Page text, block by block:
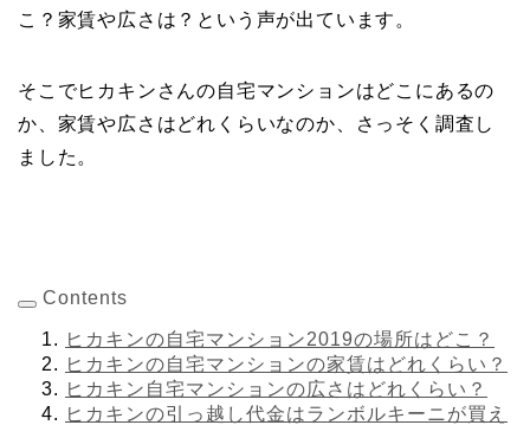
こ？家賃や広さは？という声が出ています。
そこでヒカキンさんの自宅マンションはどこにあるの
か、家賃や広さはどれくらいなのか、さっそく調査し
ました。
Contents
ヒカキンの自宅マンション2019の場所はどこ？
ヒカキンの自宅マンションの家賃はどれくらい？
ヒカキン自宅マンションの広さはどれくらい？
ヒカキンの引っ越し代金はランボルキーニが買え